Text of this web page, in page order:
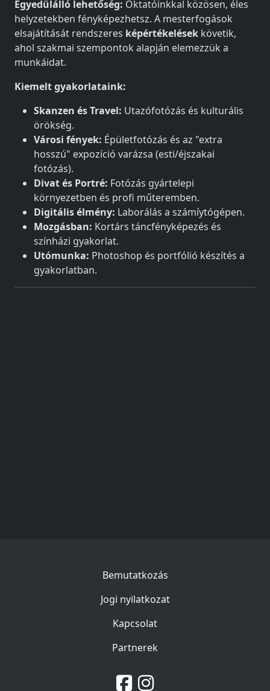
Egyedülálló lehetőség: Oktatóinkkal közösen, éles
helyzetekben fényképezhetsz. A mesterfogások
elsajátítását rendszeres képértékelések követik,
ahol szakmai szempontok alapján elemezzük a
munkáidat.
Kiemelt gyakorlataink:
Skanzen és Travel: Utazófotózás és kulturális
örökség.
Városi fények: Épületfotózás és az "extra
hosszú" expozíció varázsa (esti/éjszakai
fotózás).
Divat és Portré: Fotózás gyártelepi
környezetben és profi műteremben.
Digitális élmény: Laborálás a számíytógépen.
Mozgásban: Kortárs táncfényképezés és
színházi gyakorlat.
Utómunka: Photoshop és portfólió készítés a
gyakorlatban.
Bemutatkozás
Jogi nyilatkozat
Kapcsolat
Partnerek